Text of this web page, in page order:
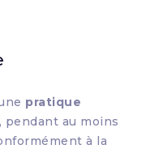
pratique
, pendant au moins
à la